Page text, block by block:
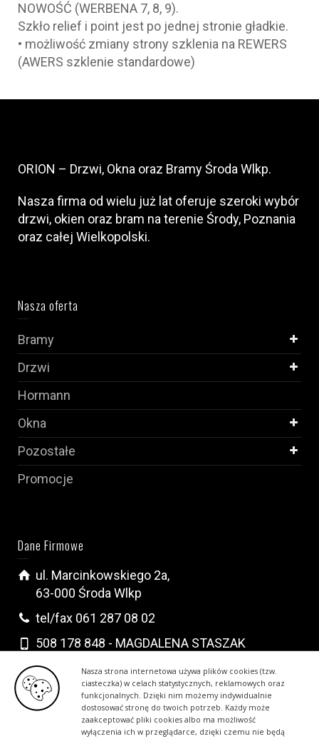
Nasza strona internetowa używa plików cookies (tzw.
ciasteczka) w celach statystycznych, reklamowych oraz
funkcjonalnych. Dzięki nim możemy indywidualnie
dostosować stronę do twoich potrzeb. Każdy może
zaakceptować pliki cookies albo ma możliwość
wyłączenia ich w przeglądarce, dzięki czemu nie będą
NOWOŚĆ (WERBENA 7, 8, 9).
Szkło relief i point jest po jednej stronie gładkie.
• możliwość zmiany strony szklenia na REWERS
(AWERS szklenie standardowe)
ORION – Drzwi, Okna oraz Bramy Środa Wlkp.
Nasza firma od wielu już lat oferuje szeroki wybór
drzwi, okien oraz bram na terenie Środy, Poznania
oraz całej Wielkopolski.
Nasza oferta
Bramy
Drzwi
Hormann
Okna
Pozostałe
Promocje
Dane Firmowe
ul. Marcinkowskiego 2a,
63-000 Środa Wlkp
tel/fax 061 287 08 02
508 178 848 - MAGDALENA STASZAK
502 296 222 - KRYSTIAN WALCZAK
biuro@drzwiokna.com.pl